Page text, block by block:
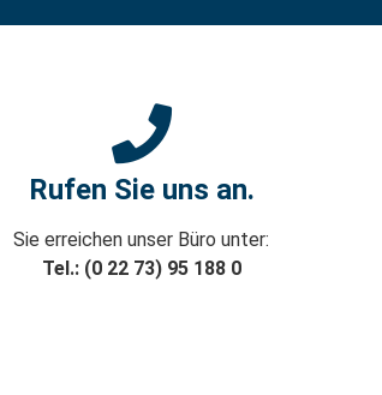
Rufen Sie uns an.
Sie erreichen unser Büro unter:
Tel.: (0 22 73) 95 188 0